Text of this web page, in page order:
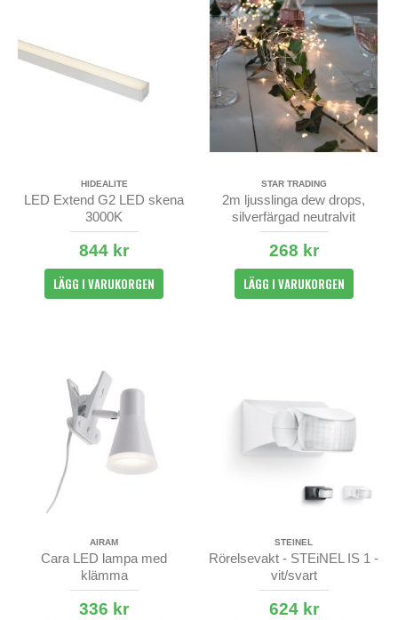
HIDEALITE
LED Extend G2 LED skena
3000K
844 kr
LÄGG I VARUKORGEN
STAR TRADING
2m ljusslinga dew drops,
silverfärgad neutralvit
268 kr
LÄGG I VARUKORGEN
AIRAM
Cara LED lampa med
klämma
336 kr
STEINEL
Rörelsevakt - STEiNEL IS 1 -
vit/svart
624 kr